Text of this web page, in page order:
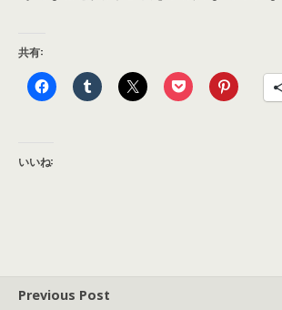
共有:
いいね:
Previous Post